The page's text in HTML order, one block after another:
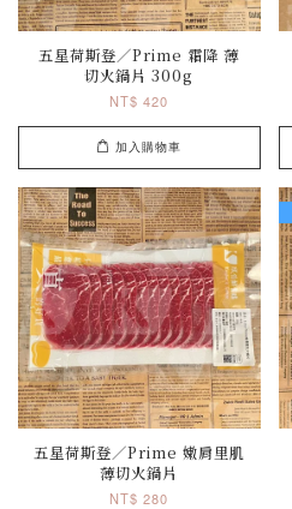
五星荷斯登／Prime 霜降 薄
切火鍋片 300g
NT$ 420
加入購物車
五星荷斯登／Prime 嫩肩里肌
薄切火鍋片
NT$ 280